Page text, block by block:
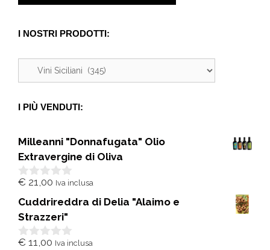
I NOSTRI PRODOTTI:
I PIÙ VENDUTI:
Milleanni "Donnafugata" Olio
Extravergine di Oliva
0
u
5
€ 21,00 Iva inclusa
Cuddrireddra di Delia "Alaimo e
Strazzeri"
0
€ 11,00 Iva inclusa